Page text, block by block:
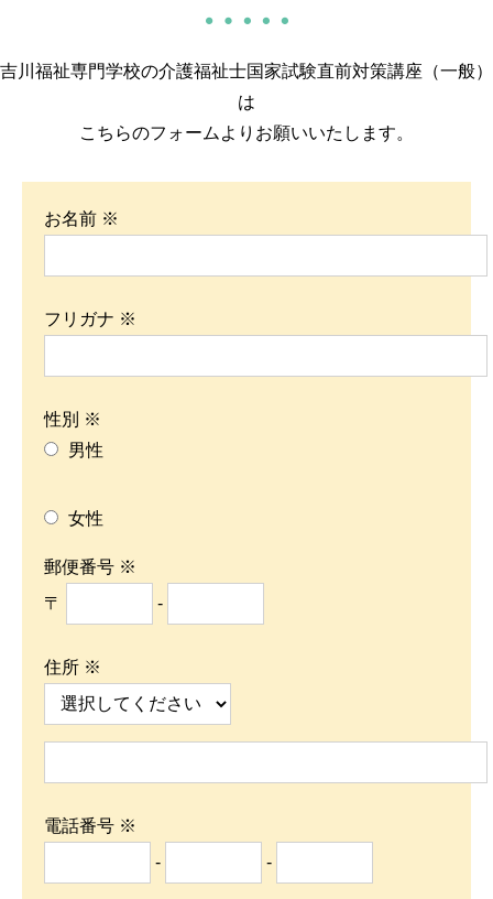
吉川福祉専門学校の介護福祉士国家試験直前対策講座（一般）
は
こちらのフォームよりお願いいたします。
お名前 ※
フリガナ ※
性別 ※
男性
女性
郵便番号 ※
〒
-
住所 ※
電話番号 ※
-
-